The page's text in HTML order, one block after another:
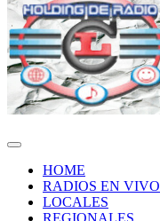
HOME
RADIOS EN VIVO
LOCALES
REGIONALES